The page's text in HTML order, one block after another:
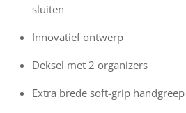
sluiten
Innovatief ontwerp
Deksel met 2 organizers
Extra brede soft-grip handgreep